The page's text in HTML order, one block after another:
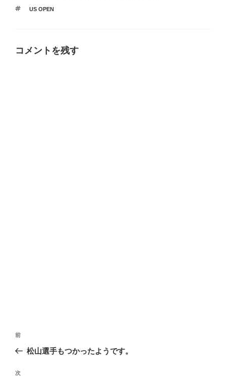
ゴ
タ
US OPEN
コメントを残す
投
ビ
前
の
稿
前
松山選手もつかったようです。
次
次